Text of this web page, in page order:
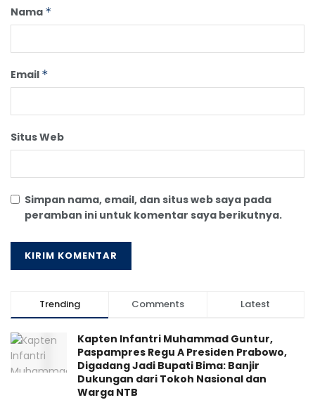
Nama *
Email *
Situs Web
Simpan nama, email, dan situs web saya pada
peramban ini untuk komentar saya berikutnya.
Trending Comments Latest
Kapten Infantri Muhammad Guntur,
Paspampres Regu A Presiden Prabowo,
Digadang Jadi Bupati Bima: Banjir
Dukungan dari Tokoh Nasional dan
Warga NTB